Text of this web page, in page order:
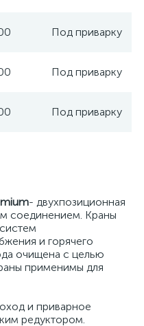
Под приварку
Под приварку
Под приварку
- двухпозиционная
соединением. Краны
и горячего
очищена с целью
применимы для
и приварное
редуктором.